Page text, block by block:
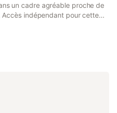
un cadre agréable proche de
indépendant pour cette
non clos, terrasse,
sécurisée 5 x 10 m, chauffée
avec les deux autres locations.